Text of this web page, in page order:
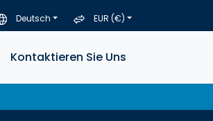
Deutsch EUR (€)
Kontaktieren Sie Uns